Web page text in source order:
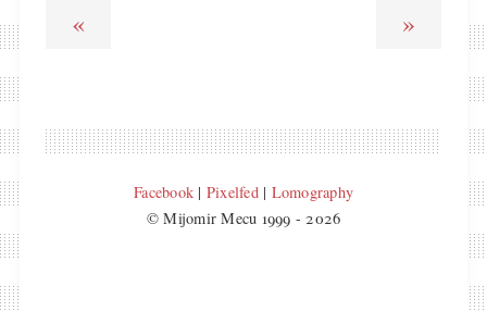
« »
Facebook | Pixelfed| Lomography
© Mijomir Mecu 1999 - 2026